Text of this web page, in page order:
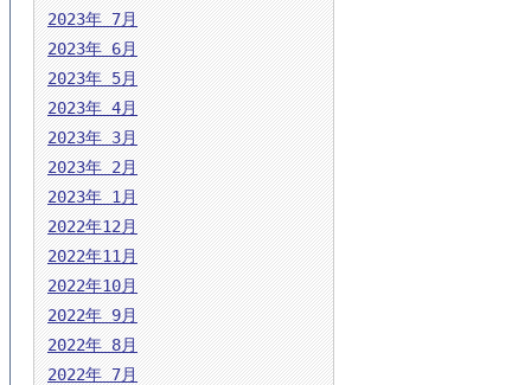
2023年 7月
2023年 6月
2023年 5月
2023年 4月
2023年 3月
2023年 2月
2023年 1月
2022年12月
2022年11月
2022年10月
2022年 9月
2022年 8月
2022年 7月